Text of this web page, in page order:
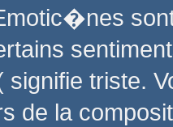
signifie triste.
la